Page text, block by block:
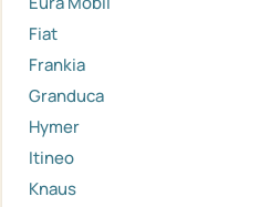
Fiat
Frankia
Granduca
Hymer
Itineo
Knaus